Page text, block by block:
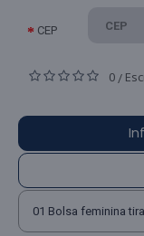
CEP
0 /
01 Bolsa feminina